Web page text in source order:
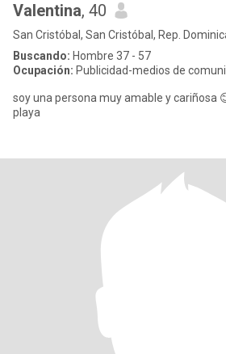
Valentina, 40
San Cristóbal, San Cristóbal, Rep.
Buscando: Hombre 37 - 57
Ocupación: Publicidad-medios de
soy una persona muy amable y cariñosa
playa